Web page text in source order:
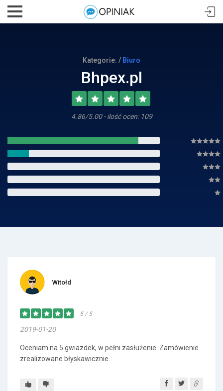
Kategorie: / Biuro
Bhpex.pl
4.86/5.00 - ilość ocen: 109
Witołd
5 / 5
2019-01-20
Oceniam na 5 gwiazdek, w pełni zasłużenie. Zamówienie
zrealizowane błyskawicznie.